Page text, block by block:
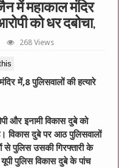
में महाकाल मंदिर
को धर दबोचा,
268 Views
में,8 पुलिसवालों की हत्यारे
और इनामी विकास दुबे को
विकास दुबे पर आठ पुलिसवालों
पुलिस उसकी गिरफ्तारी के
पुलिस विकास दुबे के पांच